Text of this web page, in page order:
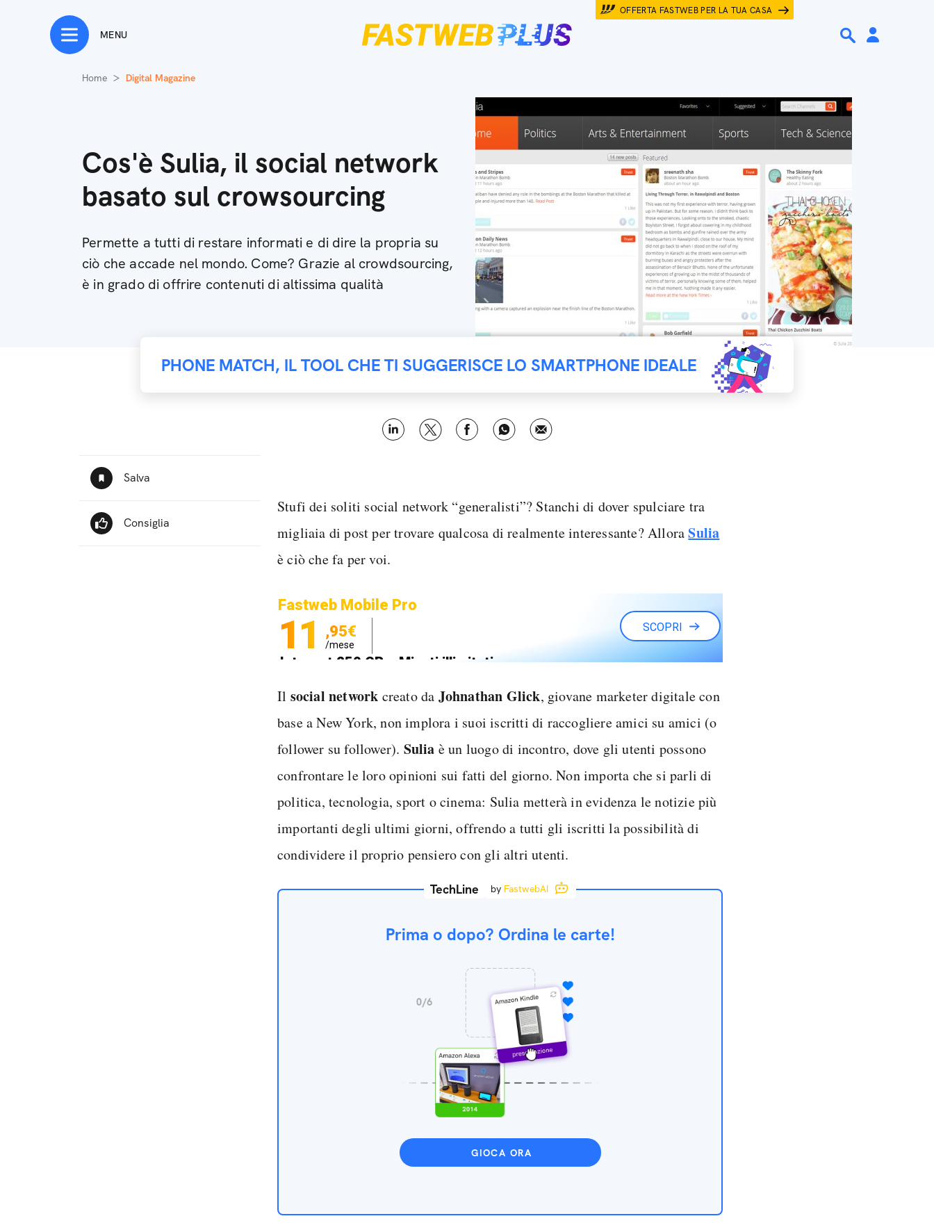
OFFERTA FASTWEB PER LA TUA CASA
MENU
Home Digital Magazine
Cos'è Sulia, il social network
basato sul crowsourcing
Permette a tutti di restare informati e di dire la propria su
ciò che accade nel mondo. Come? Grazie al crowdsourcing,
è in grado di offrire contenuti di altissima qualità
PHONE MATCH, IL TOOL CHE TI SUGGERISCE LO SMARTPHONE IDEALE
Stufi dei soliti social network “generalisti”? Stanchi di dover spulciare tra
migliaia di post per trovare qualcosa di realmente interessante? AlloraSulia
è ciò che fa per voi.
Fastweb Mobile Pro
11 ,95€
/mese
Internet 250 GB e Minuti illimitati
SCOPRI
Il social network creato da Johnathan Glick, giovane marketer digitale con
base a New York, non implora i suoi iscritti di raccogliere amici su amici (o
follower su follower). Sulia è un luogo di incontro, dove gli utenti possono
confrontare le loro opinioni sui fatti del giorno. Non importa che si parli di
politica, tecnologia, sport o cinema: Sulia metterà in evidenza le notizie più
importanti degli ultimi giorni, offrendo a tutti gli iscritti la possibilità di
condividere il proprio pensiero con gli altri utenti.
TechLine by FastwebAI
Prima o dopo? Ordina le carte!
GIOCA ORA